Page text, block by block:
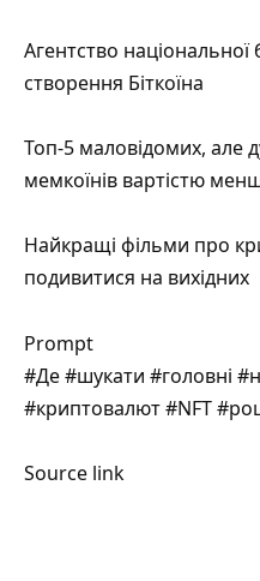
Агентство
створення Біткоїна
Топ-5 маловідомих, але
мемкоїнів вартістю
Найкращі фільми про
подивитися на вихідних
Prompt
#Де #шукати #головні
#криптовалют #NFT
Source link